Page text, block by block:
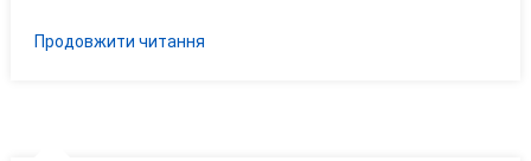
Продовжити читання